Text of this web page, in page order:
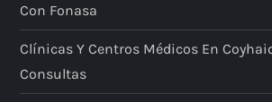
Con Fonasa
Clínicas Y Centros Médicos En
Consultas